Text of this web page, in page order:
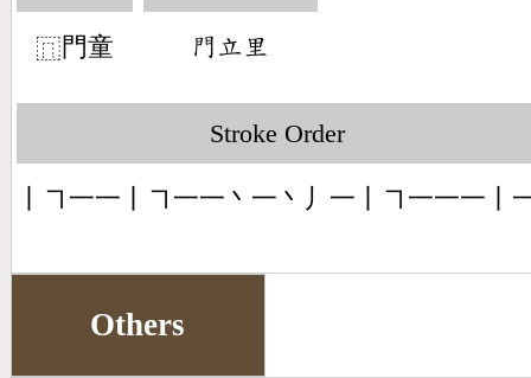
⿵門童 󶇌󶅒󶆬
Stroke Order
丨㇕一一丨㇕一一丶一丶丿一丨㇕一一一丨
Others